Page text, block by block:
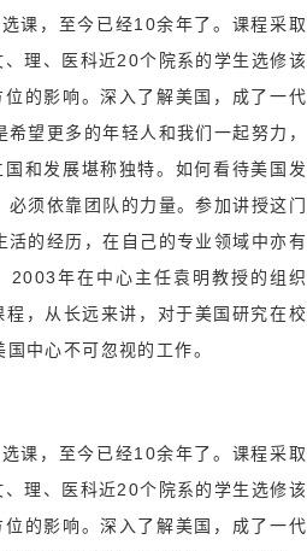
课，至今已经10余年了。课程采取
理、医科近20个院系的学生选修该
的影响。深入了解美国，成了一代
望更多的年轻人和我们一起努力，
和发展堪称独特。如何看待美国发
须依靠团队的力量。参加讲授这门
的经历，在自己的专业领域中亦有
2003年在中心主任袁明教授的组织
，从长远来讲，对于美国研究在校
中心不可忽视的工作。
课，至今已经10余年了。课程采取
理、医科近20个院系的学生选修该
的影响。深入了解美国，成了一代